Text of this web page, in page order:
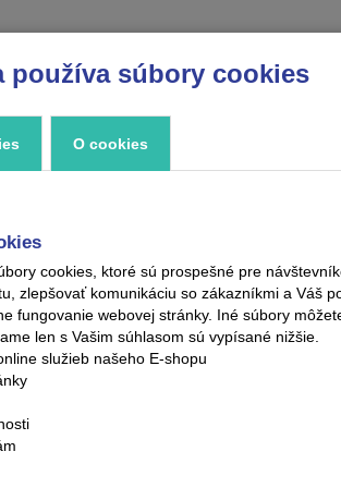
ZAUJÍMAVOSTI
sa mení vkus a potreby zákazníkov, tak sa
obkladmi, či stenami. V našej ponuke
najžiadanejšími, ale zľavy až 70% ich robia
lišty a doplnky k lištám.
lišty QUEEN. V prípade podlahových profilov
lišty, profily a doplnky s podlahou, radi
používa súbory cookies
O cookies
cookies, ktoré sú prospešné pre
zlepšovať komunikáciu so zákazníkmi a Váš
fungovanie webovej stránky. Iné súbory
len s Vašim súhlasom sú vypísané nižšie.
služieb našeho E-shopu